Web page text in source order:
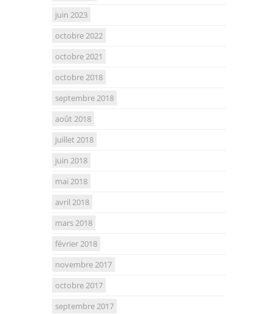
juin 2023
octobre 2022
octobre 2021
octobre 2018
septembre 2018
août 2018
juillet 2018
juin 2018
mai 2018
avril 2018
mars 2018
février 2018
novembre 2017
octobre 2017
septembre 2017